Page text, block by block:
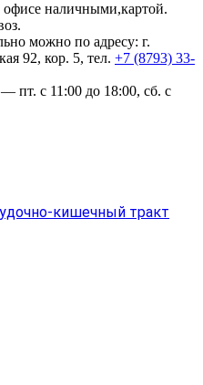
наличными,картой.
можно по адресу: г.
92, кор. 5, тел. +7 (8793) 33-
пт. с 11:00 до 18:00, сб. с
кишечный тракт